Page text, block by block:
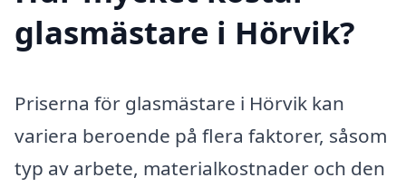
glasmästare i Hörvik?
Priserna för glasmästare i Hörvik kan
variera beroende på flera faktorer, såsom
typ av arbete, materialkostnader och den